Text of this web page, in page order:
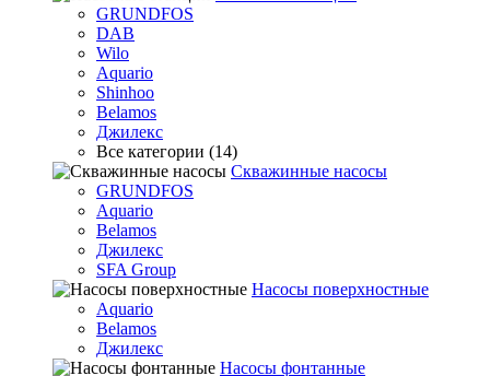
GRUNDFOS
DAB
Wilo
Aquario
Shinhoo
Belamos
Джилекс
Все категории (14)
Скважинные насосы
GRUNDFOS
Aquario
Belamos
Джилекс
SFA Group
Насосы поверхностные
Aquario
Belamos
Джилекс
Насосы фонтанные